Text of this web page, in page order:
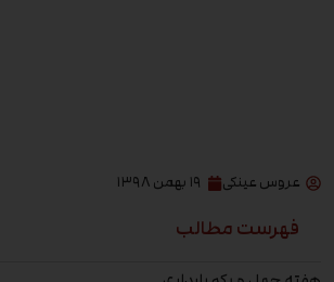
عروس عینکی ۱۹ بهمن ۱۳۹۸
فهرست مطالب